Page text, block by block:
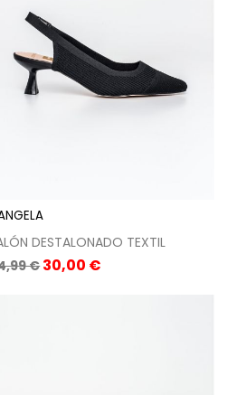
DESTALONADO TEXTIL
€Precio
30,00 €